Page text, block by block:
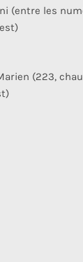
(entre les
(223,